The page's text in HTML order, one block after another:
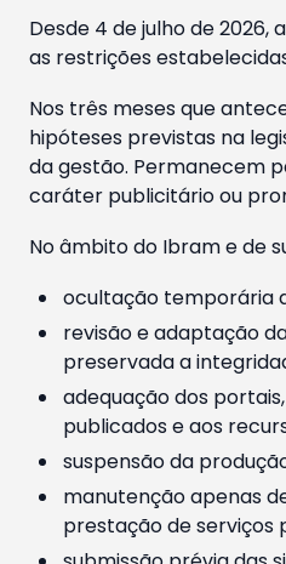
Desde 4 de julho de
as restrições
Nos três meses que
hipóteses previstas na
da gestão. Permanecem
caráter publicitário ou
No âmbito do Ibram e de
ocultação temporária
revisão e adaptação
preservada a
adequação dos
publicados e aos
suspensão da
manutenção apenas
prestação de serviços